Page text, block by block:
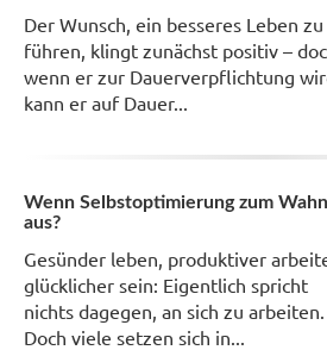
Der Wunsch, ein besseres Leben zu
führen, klingt zunächst positiv –
wenn er zur Dauerverpflichtung
kann er auf Dauer...
Wenn Selbstoptimierung zum
aus?
Gesünder leben, produktiver
glücklicher sein: Eigentlich spricht
nichts dagegen, an sich zu arbeiten.
Doch viele setzen sich in...